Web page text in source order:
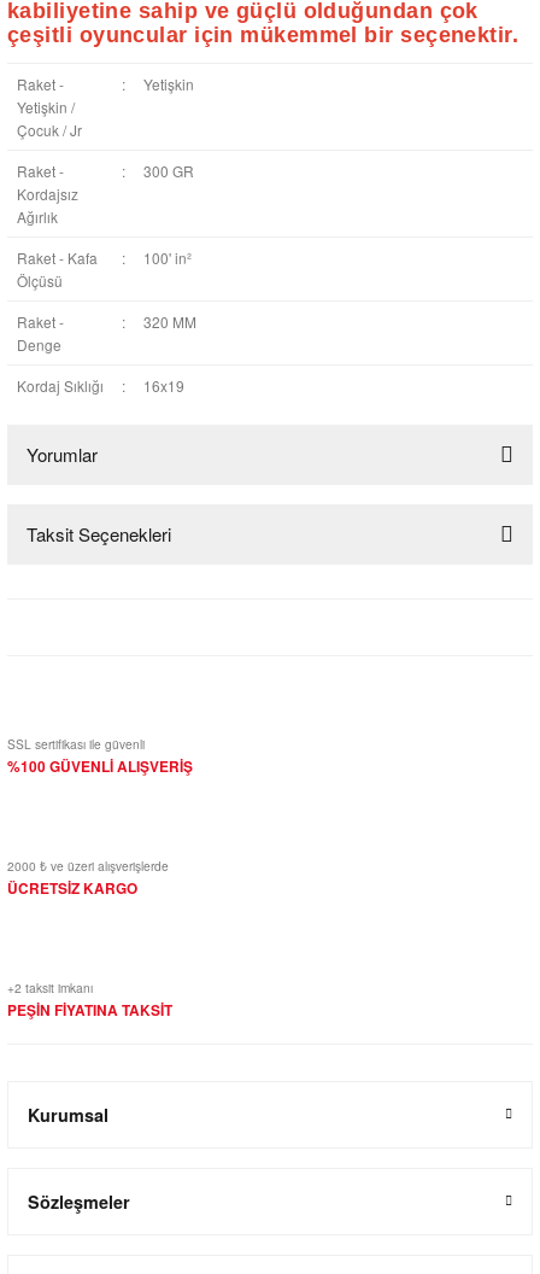
kabiliyetine sahip ve güçlü olduğundan çok
çeşitli oyuncular için mükemmel bir seçenektir.
Raket -
Yetişkin /
Çocuk / Jr
: Yetişkin
Raket -
Kordajsız
Ağırlık
: 300 GR
Raket - Kafa
Ölçüsü
: 100' in²
Raket -
Denge
: 320 MM
Kordaj Sıklığı : 16x19
Yorumlar
Bu ürüne ilk yorumu siz yapın!
Taksit Seçenekleri
SSL sertifikası ile güvenli
%100 GÜVENLİ ALIŞVERİŞ
2000 ₺ ve üzeri alışverişlerde
ÜCRETSİZ KARGO
+2 taksit imkanı
PEŞİN FİYATINA TAKSİT
Kurumsal
Sözleşmeler